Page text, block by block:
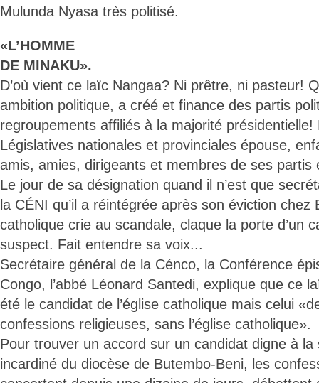
Mulunda Nyasa très politisé.
«L’HOMME
DE MINAKU».
D’où vient ce laïc Nangaa? Ni prêtre, ni pasteur!
ambition politique, a créé et finance des partis
regroupements affiliés à la majorité
Législatives nationales et provinciales épouse,
amis, amies, dirigeants et membres de ses partis
Le jour de sa désignation quand il n’est que
la CÉNI qu’il a réintégrée après son éviction chez
catholique crie au scandale, claque la porte d’un
suspect. Fait entendre sa voix...
Secrétaire général de la Cénco, la Conférence
Congo, l’abbé Léonard Santedi, explique que ce
été le candidat de l’église catholique mais celui
confessions religieuses, sans l’église catholique».
Pour trouver un accord sur un candidat digne à
incardiné du diocèse de Butembo-Beni, les